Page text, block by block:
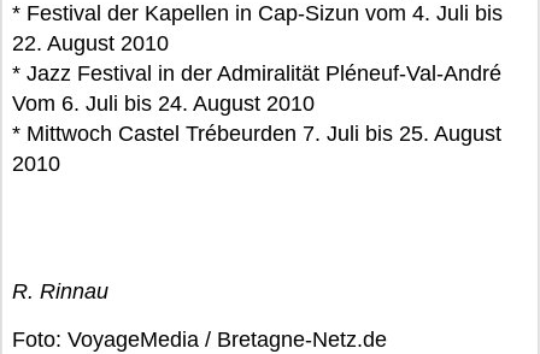
* Festival der Kapellen in Cap-Sizun vom 4. Juli bis
22. August 2010
* Jazz Festival in der Admiralität Pléneuf-Val-André
Vom 6. Juli bis 24. August 2010
* Mittwoch Castel Trébeurden 7. Juli bis 25. August
2010
R. Rinnau
Foto: VoyageMedia / Bretagne-Netz.de